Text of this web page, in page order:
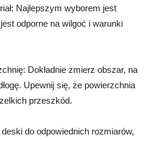
Najlepszym wyborem jest
odporne na wilgoć i warunki
Dokładnie zmierz obszar, na
Upewnij się, że powierzchnia
przeszkód.
do odpowiednich rozmiarów,